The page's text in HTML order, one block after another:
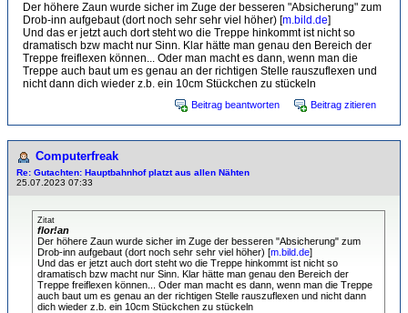
Der höhere Zaun wurde sicher im Zuge der besseren "Absicherung" zum
Drob-inn aufgebaut (dort noch sehr sehr viel höher) [m.bild.de]
Und das er jetzt auch dort steht wo die Treppe hinkommt ist nicht so
dramatisch bzw macht nur Sinn. Klar hätte man genau den Bereich der
Treppe freiflexen können... Oder man macht es dann, wenn man die
Treppe auch baut um es genau an der richtigen Stelle rauszuflexen und
nicht dann dich wieder z.b. ein 10cm Stückchen zu stückeln
Beitrag beantworten Beitrag zitieren
Computerfreak
Re: Gutachten: Hauptbahnhof platzt aus allen Nähten
25.07.2023 07:33
Zitat
flor!an
Der höhere Zaun wurde sicher im Zuge der besseren "Absicherung" zum
Drob-inn aufgebaut (dort noch sehr sehr viel höher) [m.bild.de]
Und das er jetzt auch dort steht wo die Treppe hinkommt ist nicht so
dramatisch bzw macht nur Sinn. Klar hätte man genau den Bereich der
Treppe freiflexen können... Oder man macht es dann, wenn man die Treppe
auch baut um es genau an der richtigen Stelle rauszuflexen und nicht dann
dich wieder z.b. ein 10cm Stückchen zu stückeln